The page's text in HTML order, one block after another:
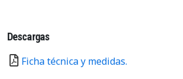
Descargas
Ficha técnica y medidas.